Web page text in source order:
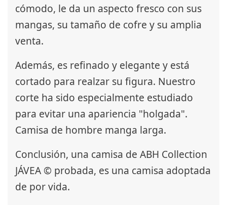
cómodo, le da un aspecto fresco con sus
mangas, su tamaño de cofre y su amplia
venta.
Además, es refinado y elegante y está
cortado para realzar su figura. Nuestro
corte ha sido especialmente estudiado
para evitar una apariencia "holgada".
Camisa de hombre manga larga.
Conclusión, una camisa de ABH Collection
JÁVEA © probada, es una camisa adoptada
de por vida.